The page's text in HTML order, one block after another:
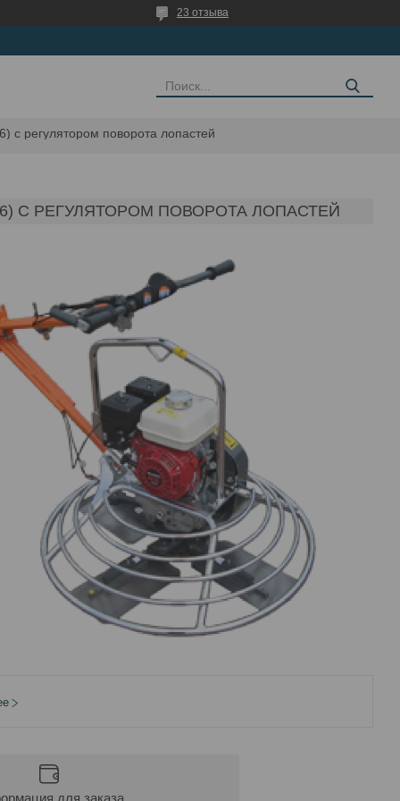
23 отзыва
регулятором поворота лопастей
С РЕГУЛЯТОРОМ ПОВОРОТА ЛОПАСТЕЙ
для заказа